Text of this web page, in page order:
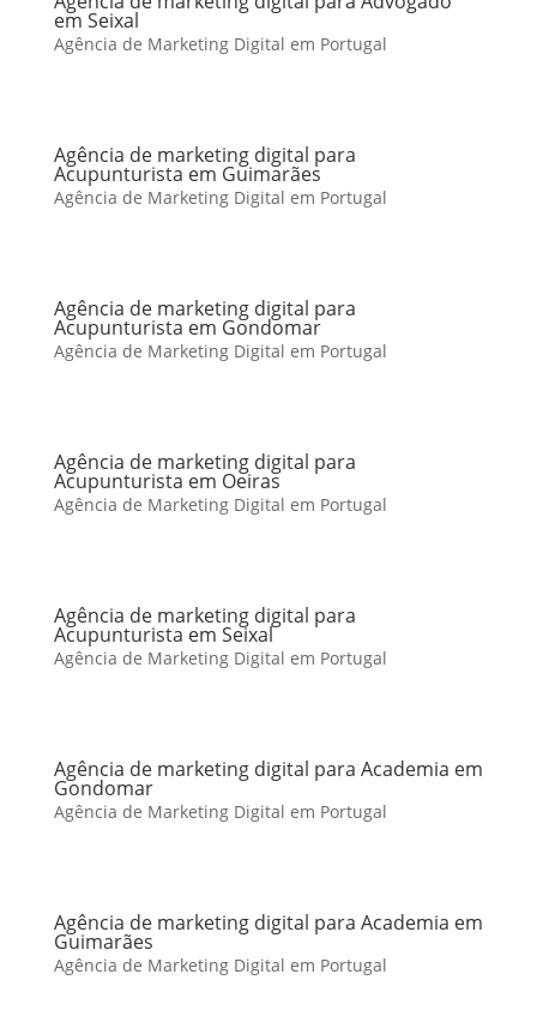
em Seixal
Agência de Marketing Digital em Portugal
Agência de marketing digital para
Acupunturista em Guimarães
Agência de Marketing Digital em Portugal
Agência de marketing digital para
Acupunturista em Gondomar
Agência de Marketing Digital em Portugal
Agência de marketing digital para
Acupunturista em Oeiras
Agência de Marketing Digital em Portugal
Agência de marketing digital para
Acupunturista em Seixal
Agência de Marketing Digital em Portugal
Agência de marketing digital para Academia em
Gondomar
Agência de Marketing Digital em Portugal
Agência de marketing digital para Academia em
Guimarães
Agência de Marketing Digital em Portugal